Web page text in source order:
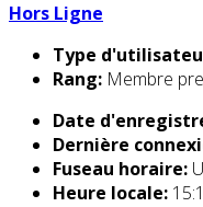
Hors Ligne
Type
Rang: Membre
Date
Dernière
Fuseau horaire:
Heure locale: